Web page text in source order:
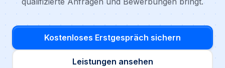
Kostenloses Erstgespräch sichern
Leistungen ansehen